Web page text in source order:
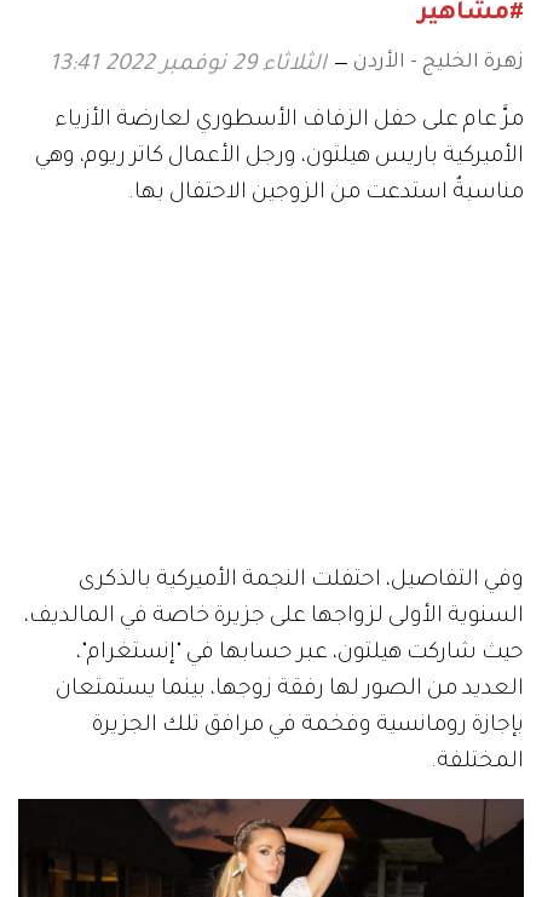
#مشاهير
زهرة الخليج - الأردن الثلاثاء 29 نوفمبر 2022 13:41
مرَّ عام على حفل الزفاف الأسطوري لعارضة الأزياء
الأميركية باريس هيلتون، ورجل الأعمال كاتر ريوم، وهي
مناسبةٌ استدعت من الزوجين الاحتفال بها.
وفي التفاصيل، احتفلت النجمة الأميركية بالذكرى
السنوية الأولى لزواجها على جزيرة خاصة في المالديف،
حيث شاركت هيلتون، عبر حسابها في "إنستغرام"،
العديد من الصور لها رفقة زوجها، بينما يستمتعان
بإجازة رومانسية وفخمة في مرافق تلك الجزيرة
المختلفة.